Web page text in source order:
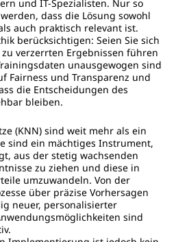
und IT-Spezialisten. Nur so
dass die Lösung sowohl
auch praktisch relevant ist.
berücksichtigen: Seien Sie sich
zu verzerrten Ergebnissen führen
unausgewogen sind
Fairness und Transparenz und
die Entscheidungen des
bleiben.
(KNN) sind weit mehr als ein
sind ein mächtiges Instrument,
aus der stetig wachsenden
zu ziehen und diese in
umzuwandeln. Von der
über präzise Vorhersagen
neuer, personalisierter
sind